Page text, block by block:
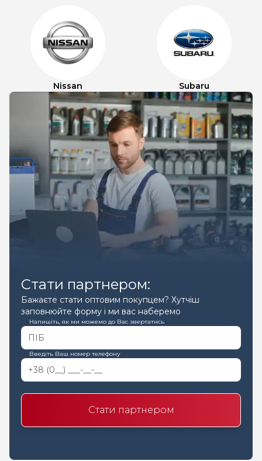
Nissan Subaru
Стати партнером:
Бажаєте стати оптовим покупцем? Хутчіш
заповнюйте форму і ми вас наберемо
Напишіть, як ми можемо до Вас звертатись
Введіть Ваш номер телефону
Стати партнером